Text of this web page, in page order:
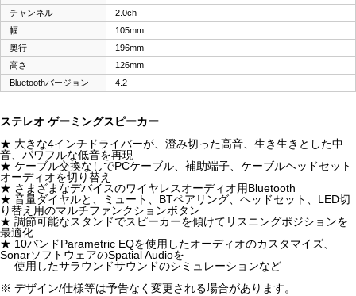
チャンネル
2.0ch
幅
105mm
奥行
196mm
高さ
126mm
Bluetoothバージョン
4.2
ステレオ ゲーミングスピーカー
★ 大きな4インチドライバーが、澄み切った高音、生き生きとした中
音、パワフルな低音を再現
★ ケーブル交換なしでPCケーブル、補助端子、ケーブルヘッドセット
オーディオを切り替え
★ さまざまなデバイスのワイヤレスオーディオ用Bluetooth
★ 音量ダイヤルと、ミュート、BTペアリング、ヘッドセット、LED切
り替え用のマルチファンクションボタン
★ 調節可能なスタンドでスピーカーを傾けてリスニングポジションを
最適化
★ 10バンドParametric EQを使用したオーディオのカスタマイズ、
SonarソフトウェアのSpatial Audioを
使用したサラウンドサウンドのシミュレーションなど
※ デザイン/仕様等は予告なく変更される場合があります。